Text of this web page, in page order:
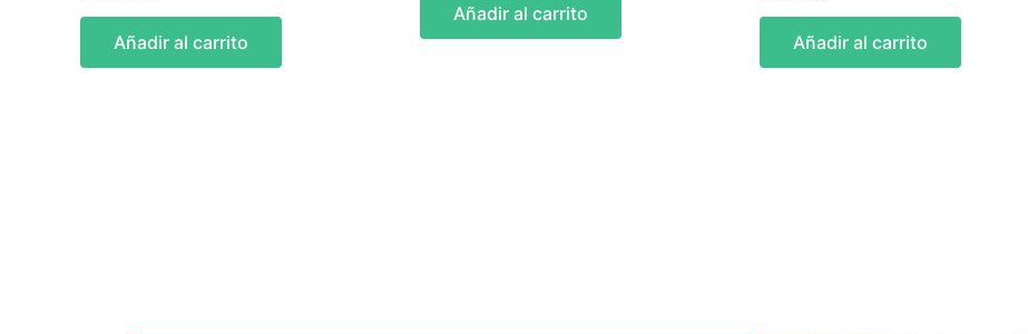
Añadir al carrito
Añadir al carrito
Añadir al carrito